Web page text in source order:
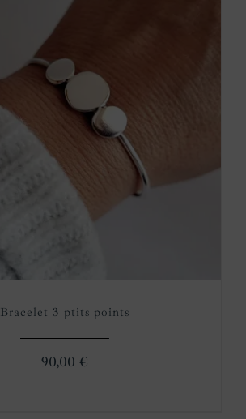
Bracelet 3 ptits points
90,00 €